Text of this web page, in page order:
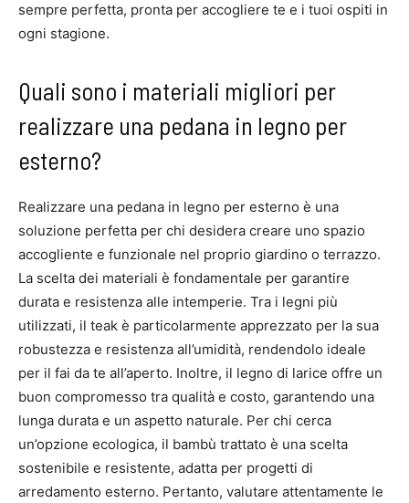
sempre perfetta, pronta per accogliere te e i tuoi ospiti in
ogni stagione.
Quali sono i materiali migliori per
realizzare una pedana in legno per
esterno?
Realizzare una pedana in legno per esterno è una
soluzione perfetta per chi desidera creare uno spazio
accogliente e funzionale nel proprio giardino o terrazzo.
La scelta dei materiali è fondamentale per garantire
durata e resistenza alle intemperie. Tra i legni più
utilizzati, il teak è particolarmente apprezzato per la sua
robustezza e resistenza all’umidità, rendendolo ideale
per il fai da te all’aperto. Inoltre, il legno di larice offre un
buon compromesso tra qualità e costo, garantendo una
lunga durata e un aspetto naturale. Per chi cerca
un’opzione ecologica, il bambù trattato è una scelta
sostenibile e resistente, adatta per progetti di
arredamento esterno. Pertanto, valutare attentamente le